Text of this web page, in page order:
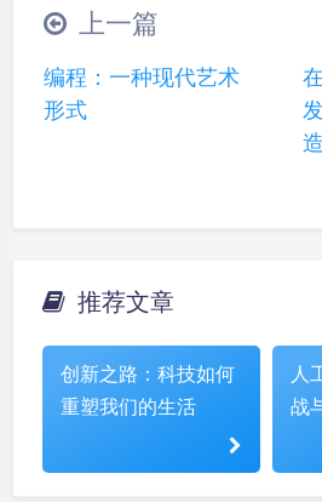
夜间模式
∠( ᐛ 」∠)＿
୧(๑•̀⌄•́๑)૭
(
(´இ皿இ｀)
(
φ(￣∇￣
╮(╯▽╰)╭
上一篇
编程：一种现代艺术
形式
推荐文章
创新之路：科技如何
重塑我们的生活
人
战